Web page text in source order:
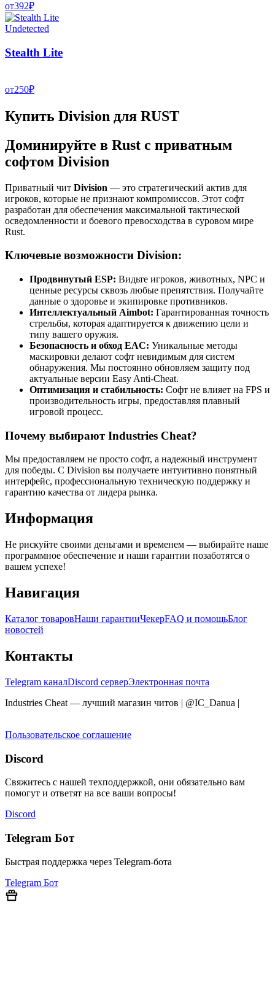
от392₽
Undetected
Stealth Lite
от250₽
Купить Division для RUST
Доминируйте в Rust с приватным
софтом Division
Приватный чит Division — это стратегический актив для
игроков, которые не признают компромиссов. Этот софт
разработан для обеспечения максимальной тактической
осведомленности и боевого превосходства в суровом мире
Rust.
Ключевые возможности Division:
Продвинутый ESP: Видьте игроков, животных, NPC и
ценные ресурсы сквозь любые препятствия. Получайте
данные о здоровье и экипировке противников.
Интеллектуальный Aimbot: Гарантированная точность
стрельбы, которая адаптируется к движению цели и
типу вашего оружия.
Безопасность и обход EAC: Уникальные методы
маскировки делают софт невидимым для систем
обнаружения. Мы постоянно обновляем защиту под
актуальные версии Easy Anti-Cheat.
Оптимизация и стабильность: Софт не влияет на FPS и
производительность игры, предоставляя плавный
игровой процесс.
Почему выбирают Industries Cheat?
Мы предоставляем не просто софт, а надежный инструмент
для победы. С Division вы получаете интуитивно понятный
интерфейс, профессиональную техническую поддержку и
гарантию качества от лидера рынка.
Информация
Не рискуйте своими деньгами и временем — выбирайте наше
программное обеспечение и наши гарантии позаботятся о
вашем успехе!
Навигация
Каталог товаровНаши гарантииЧекерFAQ и помощьБлог
новостей
Контакты
Telegram каналDiscord серверЭлектронная почта
Industries Cheat — лучший магазин читов | @IC_Danua |
Пользовательское соглашение
Discord
Свяжитесь с нашей техподдержкой, они обязательно вам
помогут и ответят на все ваши вопросы!
Discord
Telegram Бот
Быстрая поддержка через Telegram-бота
Telegram Бот